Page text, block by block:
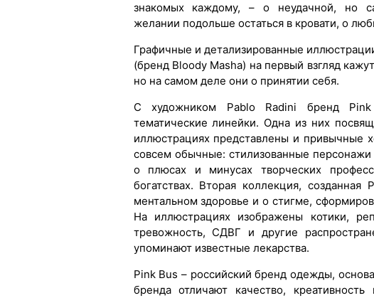
знакомых каждому, – о неудачной, но
желании подольше остаться в кровати, о
Графичные и детализированные
(бренд Bloody Masha) на первый взгляд
но на самом деле они о принятии себя.
С художником Pablo Radini бренд
тематические линейки. Одна из них
иллюстрациях представлены и привычные
совсем обычные: стилизованные
о плюсах и минусах творческих
богатствах. Вторая коллекция,
ментальном здоровье и о стигме,
На иллюстрациях изображены котики,
тревожность, СДВГ и другие
упоминают известные лекарства.
Pink Bus – российский бренд одежды,
бренда отличают качество,